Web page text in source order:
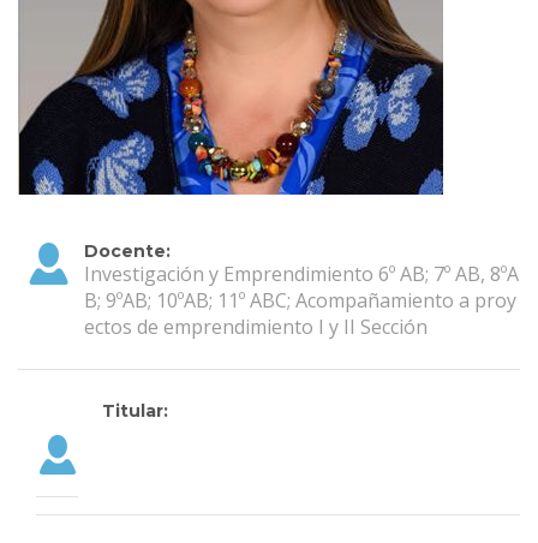
Docente:
Investigación y Emprendimiento 6º AB; 7º AB, 8ºA
B; 9ºAB; 10ºAB; 11º ABC; Acompañamiento a proy
ectos de emprendimiento I y II Sección
Titular: